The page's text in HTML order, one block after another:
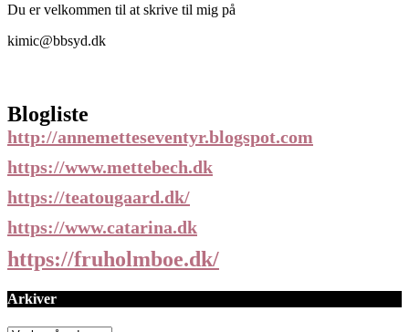
Du er velkommen til at skrive til mig på
kimic@bbsyd.dk
Blogliste
http://annemetteseventyr.blogspot.com
https://www.mettebech.dk
https://teatougaard.dk/
https://www.catarina.dk
https://fruholmboe.dk/
Arkiver